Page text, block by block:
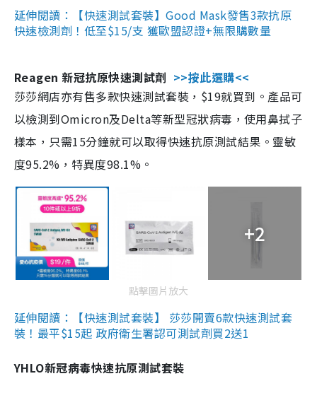
延伸閱讀：【快速測試套裝】Good Mask發售3款抗原
快速檢測劑！低至$15/支 獲歐盟認證+無限購數量
Reagen 新冠抗原快速測試劑 >>按此選購<<
莎莎網店亦有售多款快速測試套裝，$19就買到。產品可
以檢測到Omicron及Delta等新型冠狀病毒，使用鼻拭子
樣本，只需15分鐘就可以取得快速抗原測試結果。靈敏
度95.2%，特異度98.1%。
+2
點擊圖片放大
延伸閱讀：【快速測試套裝】 莎莎開賣6款快速測試套
裝！最平$15起 政府衛生署認可測試劑買2送1
YHLO新冠病毒快速抗原測試套裝